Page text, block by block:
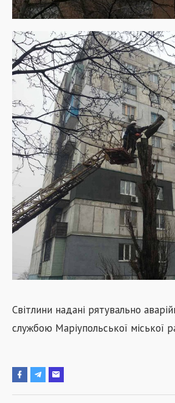
Світлини надані рятувально
службою Маріупольської міської